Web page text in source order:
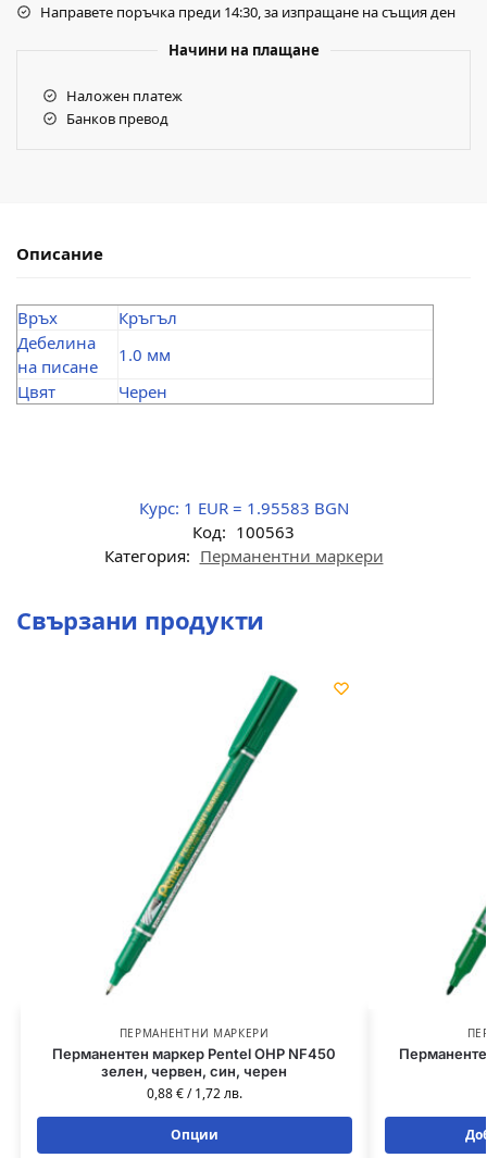
Направете поръчка преди 14:30, за изпращане на същия ден
Начини на плащане
Наложен платеж
Банков превод
Описание
Връх
Кръгъл
Дебелина
на писане
1.0 мм
Цвят
Черен
Курс: 1 EUR = 1.95583 BGN
Код: 100563
Категория: Перманентни маркери
Свързани продукти
ПЕРМАНЕНТНИ МАРКЕРИ
Перманентен маркер Pentel OHP NF450
зелен, червен, син, черен
0,88€/1,72лв.
Опции